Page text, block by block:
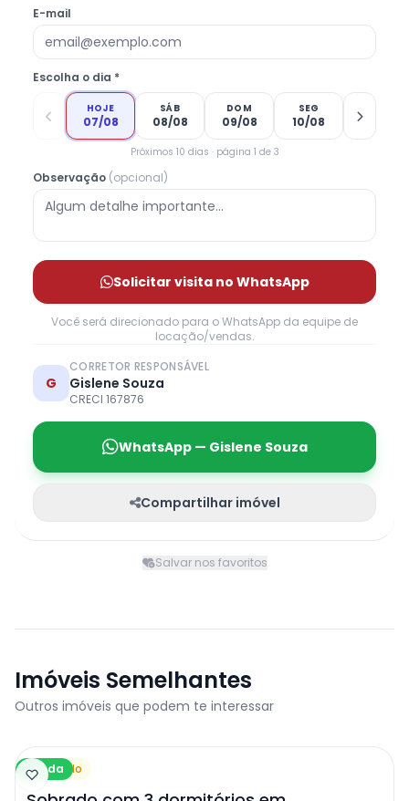
E-mail
Escolha o dia *
HOJE
07/08
SÁB
08/08
DOM
09/08
SEG
10/08
Próximos 10 dias · página 1 de 3
Observação (opcional)
Solicitar visita no WhatsApp
Você será direcionado para o WhatsApp da equipe de
locação/vendas.
G
CORRETOR RESPONSÁVEL
Gislene Souza
CRECI 167876
WhatsApp — Gislene Souza
Compartilhar imóvel
Salvar nos favoritos
Imóveis Semelhantes
Outros imóveis que podem te interessar
Venda
Sobrado